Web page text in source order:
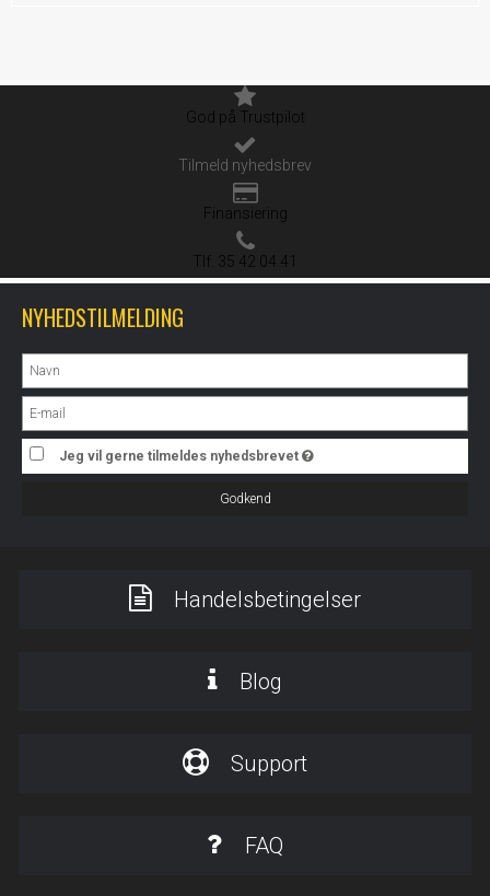
God på Trustpilot
Tilmeld nyhedsbrev
Finansiering
Tlf. 35 42 04 41
NYHEDSTILMELDING
Jeg vil gerne tilmeldes nyhedsbrevet
Godkend
Handelsbetingelser
Blog
Support
FAQ